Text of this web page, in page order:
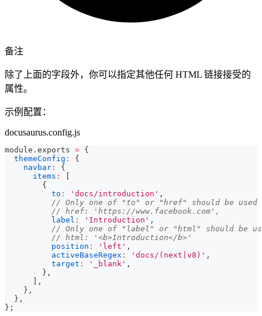
备注
除了上面的字段外，你可以指定其他任何 HTML 链接接受的
属性。
示例配置：
docusaurus.config.js
module . exports = {
themeConfig :
{
navbar :
{
items :
[
{
to : 'docs/introduction' ,
// Only one of "to" or "href" should be used
// href: 'https://www.facebook.com',
label : 'Introduction' ,
// Only one of "label" or "html" should be
// html: '<b>Introduction</b>'
position : 'left' ,
activeBaseRegex : 'docs/(next|v8)' ,
target : '_blank' ,
} ,
] ,
} ,
} ,
} ;